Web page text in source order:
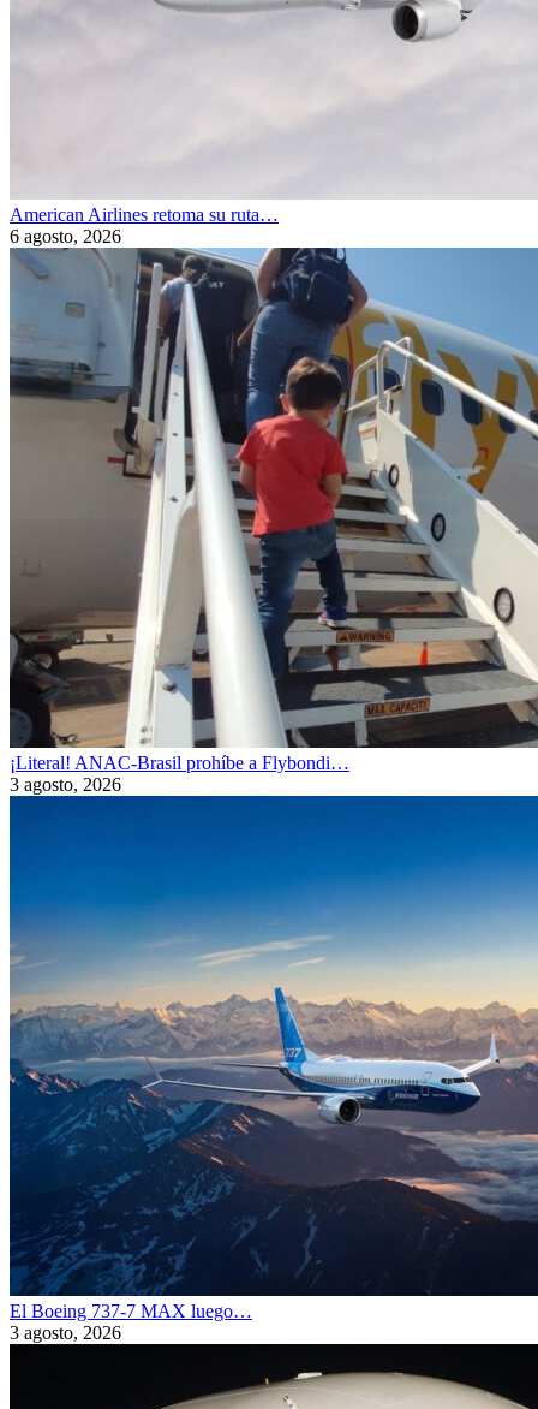
American Airlines retoma su ruta…
6 agosto, 2026
¡Literal! ANAC-Brasil prohíbe a Flybondi…
3 agosto, 2026
El Boeing 737-7 MAX luego…
3 agosto, 2026